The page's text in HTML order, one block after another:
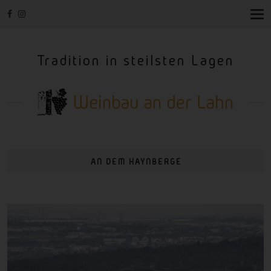
T
Tradition in steilsten Lagen
AN DEM HAYNBERGE